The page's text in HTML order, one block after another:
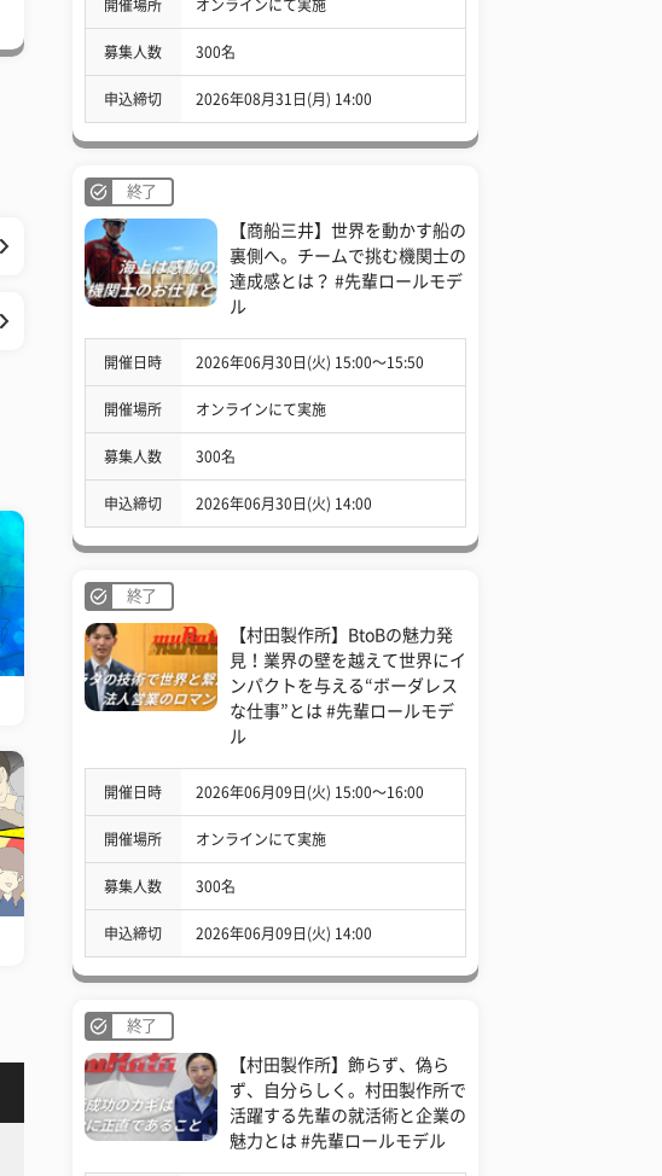
開催場所 オンラインにて実施
募集人数 300名
申込締切 2026年08月31日(月) 14:00
終了
【商船三井】世界を動かす船の
裏側へ。チームで挑む機関士の
達成感とは？ #先輩ロールモデ
ル
開催日時 2026年06月30日(火) 15:00〜15:50
開催場所 オンラインにて実施
募集人数 300名
申込締切 2026年06月30日(火) 14:00
終了
【村田製作所】BtoBの魅力発
見！業界の壁を越えて世界にイ
ンパクトを与える“ボーダレス
な仕事”とは #先輩ロールモデ
ル
開催日時 2026年06月09日(火) 15:00〜16:00
開催場所 オンラインにて実施
募集人数 300名
申込締切 2026年06月09日(火) 14:00
終了
【村田製作所】飾らず、偽ら
ず、自分らしく。村田製作所で
活躍する先輩の就活術と企業の
魅力とは #先輩ロールモデル